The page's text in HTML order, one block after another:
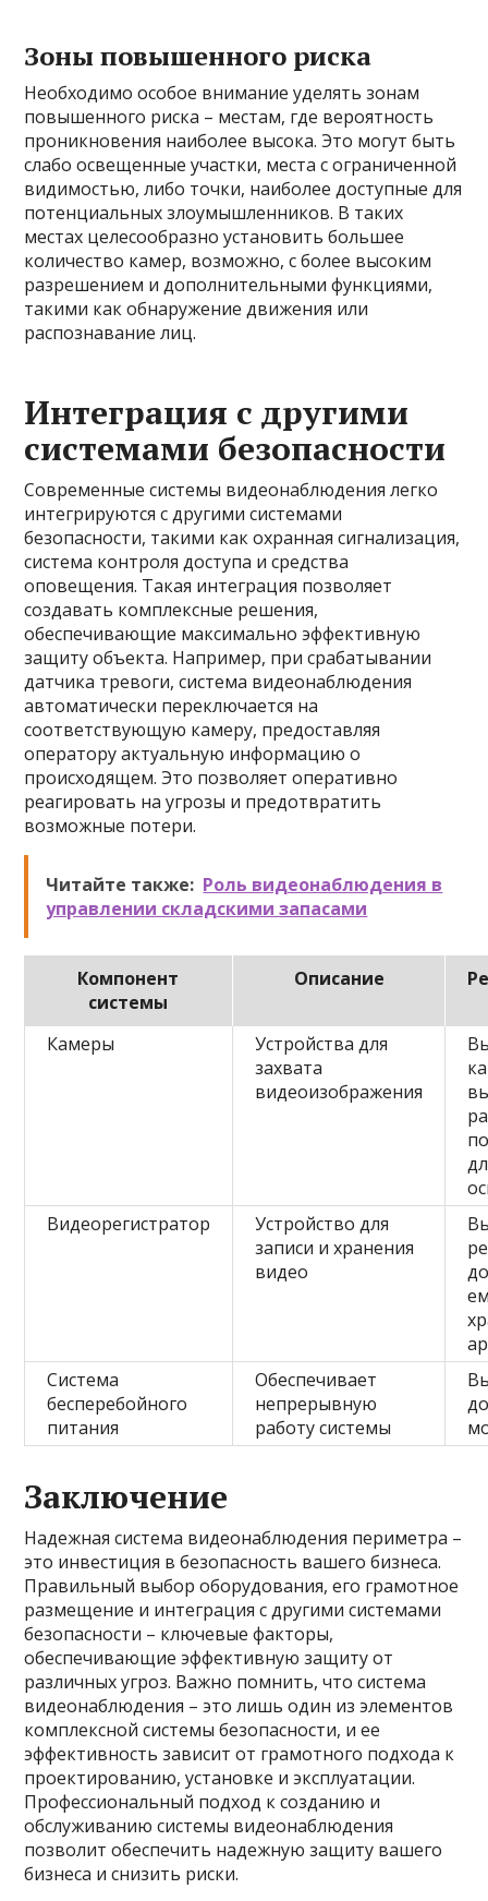
Зоны повышенного риска
Необходимо особое внимание уделять зонам
повышенного риска – местам, где вероятность
проникновения наиболее высока. Это могут быть
слабо освещенные участки, места с ограниченной
видимостью, либо точки, наиболее доступные для
потенциальных злоумышленников. В таких
местах целесообразно установить большее
количество камер, возможно, с более высоким
разрешением и дополнительными функциями,
такими как обнаружение движения или
распознавание лиц.
Интеграция с другими
системами безопасности
Современные системы видеонаблюдения легко
интегрируются с другими системами
безопасности, такими как охранная сигнализация,
система контроля доступа и средства
оповещения. Такая интеграция позволяет
создавать комплексные решения,
обеспечивающие максимально эффективную
защиту объекта. Например, при срабатывании
датчика тревоги, система видеонаблюдения
автоматически переключается на
соответствующую камеру, предоставляя
оператору актуальную информацию о
происходящем. Это позволяет оперативно
реагировать на угрозы и предотвратить
возможные потери.
Читайте также: Роль видеонаблюдения в
управлении складскими запасами
Компонент
системы
Описание
Камеры
Устройства для
захвата
видеоизображения
Видеорегистратор
Устройство для
записи и хранения
видео
Система
бесперебойного
питания
Обеспечивает
непрерывную
работу системы
Заключение
Надежная система видеонаблюдения периметра –
это инвестиция в безопасность вашего бизнеса.
Правильный выбор оборудования, его грамотное
размещение и интеграция с другими системами
безопасности – ключевые факторы,
обеспечивающие эффективную защиту от
различных угроз. Важно помнить, что система
видеонаблюдения – это лишь один из элементов
комплексной системы безопасности, и ее
эффективность зависит от грамотного подхода к
проектированию, установке и эксплуатации.
Профессиональный подход к созданию и
обслуживанию системы видеонаблюдения
позволит обеспечить надежную защиту вашего
бизнеса и снизить риски.